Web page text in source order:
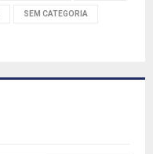
SEM CATEGORIA